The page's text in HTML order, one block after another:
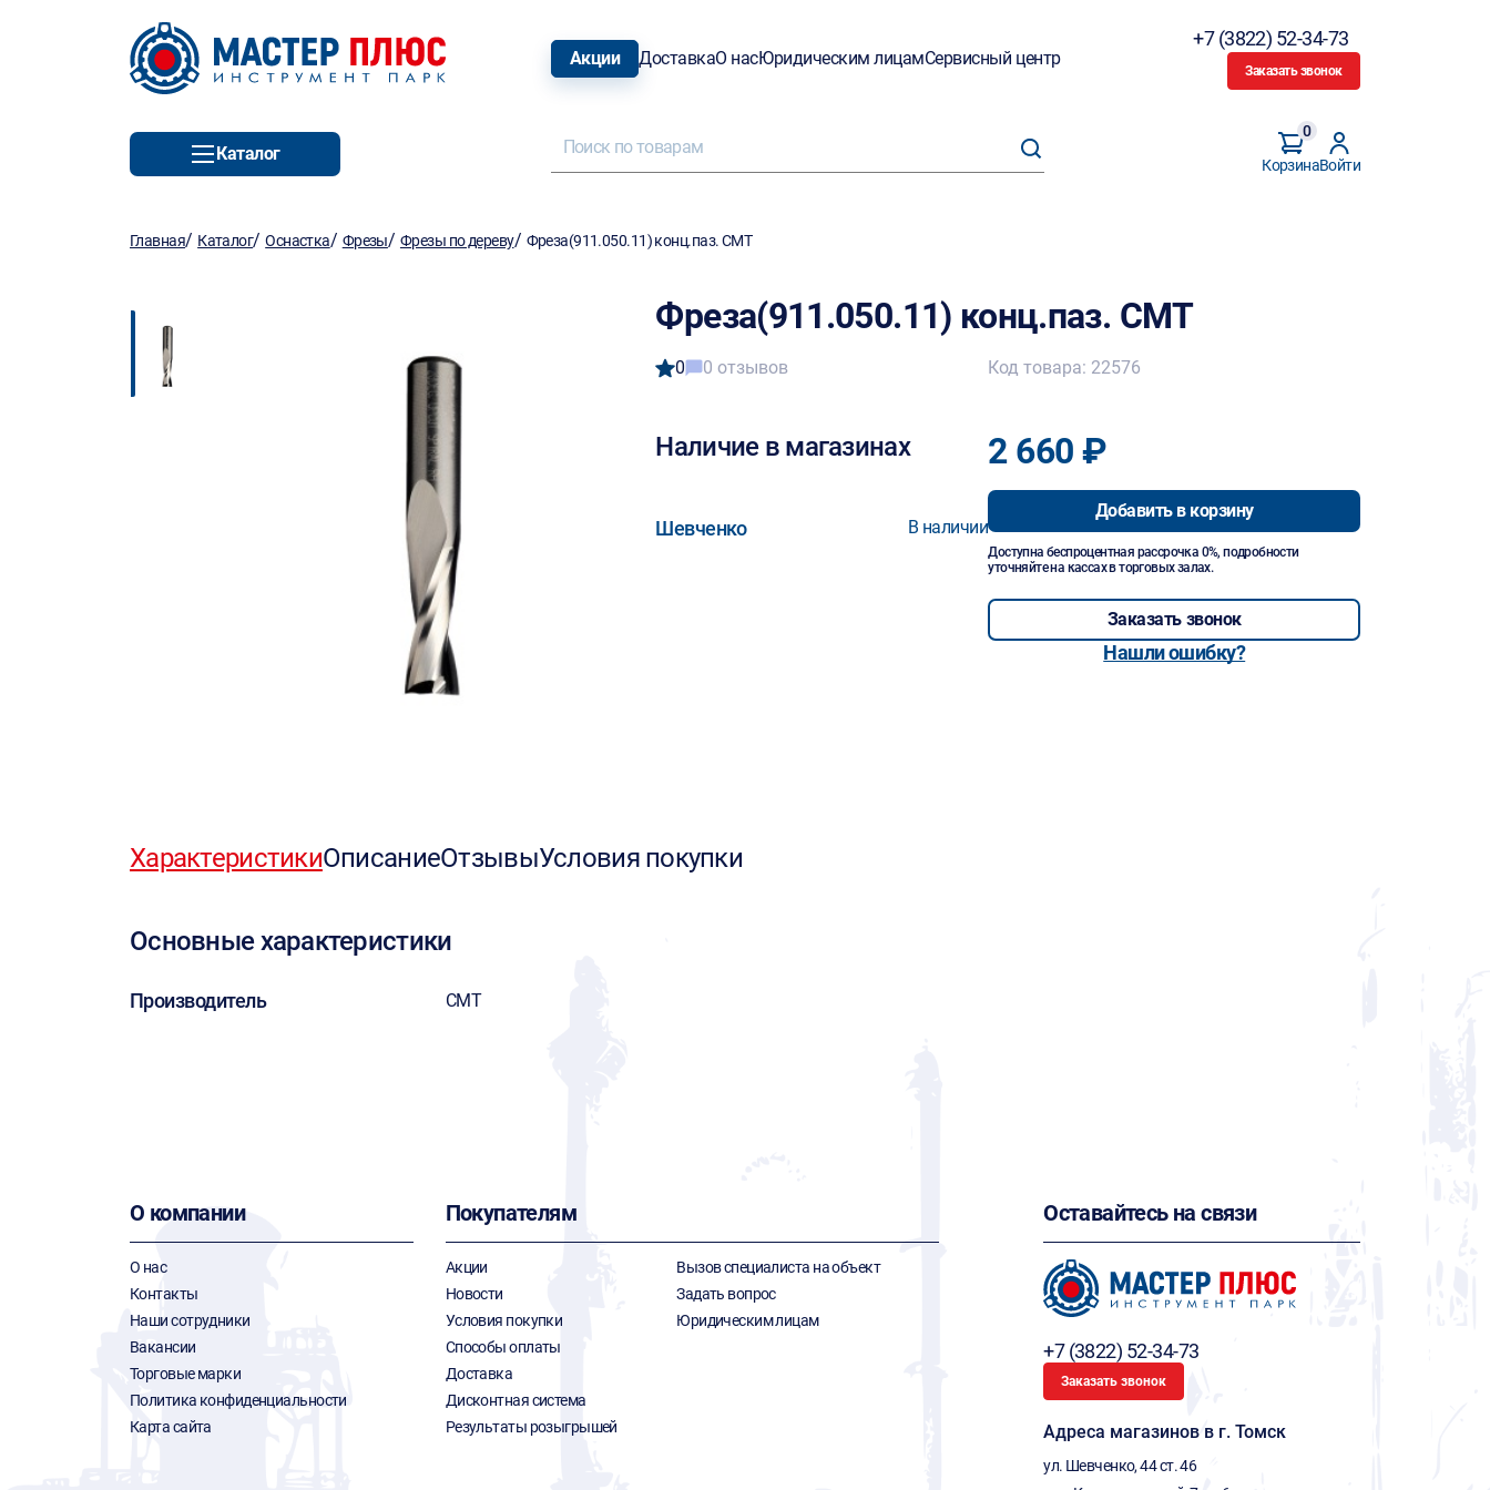
Акции ДоставкаО насЮридическим лицамСервисный центр
+7 (3822) 52-34-73
Заказать звонок
Каталог
Корзина
0
Войти
Главная/ Каталог/Оснастка/ Фрезы/ Фрезы по дереву/ Фреза(911.050.11) конц.паз. CMT
Фреза(911.050.11) конц.паз. CMT
0 0 отзывов
Наличие в магазинах
Шевченко В наличии
Код товара: 22576
2 660 ₽
Добавить в корзину
Доступна беспроцентная рассрочка 0%, подробности
уточняйте на кассах в торговых залах.
Заказать звонок
Нашли ошибку?
ХарактеристикиОписаниеОтзывыУсловия покупки
Основные характеристики
Производитель CMT
О компании
О нас
Контакты
Наши сотрудники
Вакансии
Торговые марки
Политика конфиденциальности
Карта сайта
Покупателям
Акции
Новости
Условия покупки
Способы оплаты
Доставка
Дисконтная система
Результаты розыгрышей
Вызов специалиста на объект
Задать вопрос
Юридическим лицам
Оставайтесь на связи
+7 (3822) 52-34-73
Заказать звонок
Адреса магазинов в г. Томск
ул. Шевченко, 44 ст. 46